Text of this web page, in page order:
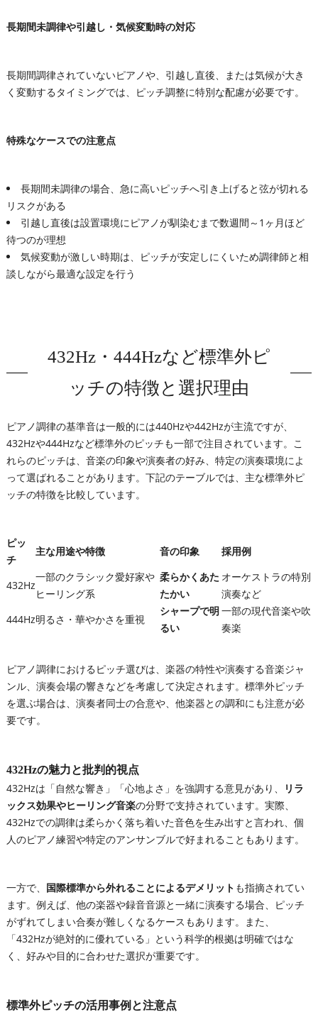
長期間未調律や引越し・気候変動時の対応
長期間調律されていないピアノや、引越し直後、または気候が大き
く変動するタイミングでは、ピッチ調整に特別な配慮が必要です。
特殊なケースでの注意点
長期間未調律の場合、急に高いピッチへ引き上げると弦が切れる
リスクがある
引越し直後は設置環境にピアノが馴染むまで数週間～1ヶ月ほど
待つのが理想
気候変動が激しい時期は、ピッチが安定しにくいため調律師と相
談しながら最適な設定を行う
432Hz・444Hzなど標準外ピ
ッチの特徴と選択理由
ピアノ調律の基準音は一般的には440Hzや442Hzが主流ですが、
432Hzや444Hzなど標準外のピッチも一部で注目されています。こ
れらのピッチは、音楽の印象や演奏者の好み、特定の演奏環境によ
って選ばれることがあります。下記のテーブルでは、主な標準外ピ
ッチの特徴を比較しています。
ピッ
チ
主な用途や特徴 音の印象 採用例
432Hz
一部のクラシック愛好家や
ヒーリング系
柔らかくあた
たかい
オーケストラの特別
演奏など
444Hz明るさ・華やかさを重視
シャープで明
るい
一部の現代音楽や吹
奏楽
ピアノ調律におけるピッチ選びは、楽器の特性や演奏する音楽ジャ
ンル、演奏会場の響きなどを考慮して決定されます。標準外ピッチ
を選ぶ場合は、演奏者同士の合意や、他楽器との調和にも注意が必
要です。
432Hzの魅力と批判的視点
432Hzは「自然な響き」「心地よさ」を強調する意見があり、
リラ
ックス効果やヒーリング音楽の分野で支持されています。実際、
432Hzでの調律は柔らかく落ち着いた音色を生み出すと言われ、個
人のピアノ練習や特定のアンサンブルで好まれることもあります。
一方で、 国際標準から外れることによるデメリット も指摘されてい
ます。例えば、他の楽器や録音音源と一緒に演奏する場合、ピッチ
がずれてしまい合奏が難しくなるケースもあります。また、
「432Hzが絶対的に優れている」という科学的根拠は明確ではな
く、好みや目的に合わせた選択が重要です。
標準外ピッチの活用事例と注意点